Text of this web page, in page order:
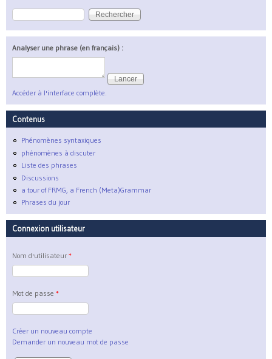
Formulaire de recherche
Rechercher
Analyser une phrase (en français) :
Accéder à l'interface complète.
Contenus
Phénomènes syntaxiques
phénomènes à discuter
Liste des phrases
Discussions
a tour of FRMG, a French (Meta)Grammar
Phrases du jour
Connexion utilisateur
Nom d'utilisateur *
Mot de passe *
Créer un nouveau compte
Demander un nouveau mot de passe